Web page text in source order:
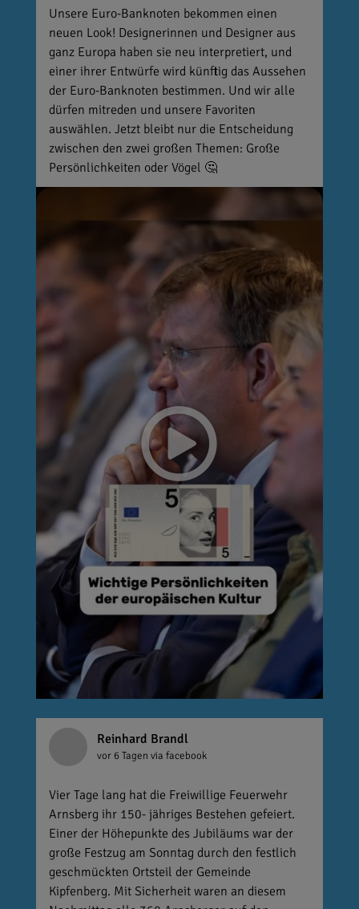
Unsere Euro-Banknoten bekommen einen
neuen Look! Designerinnen und Designer aus
ganz Europa haben sie neu interpretiert, und
einer ihrer Entwürfe wird künftig das Aussehen
der Euro-Banknoten bestimmen. Und wir alle
dürfen mitreden und unsere Favoriten
auswählen. Jetzt bleibt nur die Entscheidung
zwischen den zwei großen Themen: Große
Persönlichkeiten oder Vögel 🤔
Reinhard Brandl
vor 6 Tagen via facebook
Vier Tage lang hat die Freiwillige Feuerwehr
Arnsberg ihr 150- jähriges Bestehen gefeiert.
Einer der Höhepunkte des Jubiläums war der
große Festzug am Sonntag durch den festlich
geschmückten Ortsteil der Gemeinde
Kipfenberg. Mit Sicherheit waren an diesem